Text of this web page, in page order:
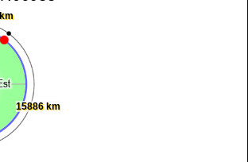
15886 km